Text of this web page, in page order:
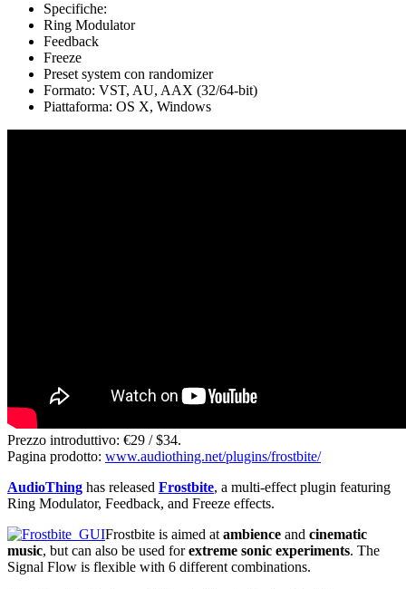
Specifiche:
Ring Modulator
Feedback
Freeze
Preset system con randomizer
Formato: VST, AU, AAX (32/64-bit)
Piattaforma: OS X, Windows
Prezzo introduttivo: €29 / $34.
Pagina prodotto: www.audiothing.net/plugins/frostbite/
AudioThing has released Frostbite, a multi-effect plugin featuring
Ring Modulator, Feedback, and Freeze effects.
Frostbite is aimed at ambience and cinematic
music, but can also be used forextreme sonic experiments. The
Signal Flow is flexible with 6 different combinations.